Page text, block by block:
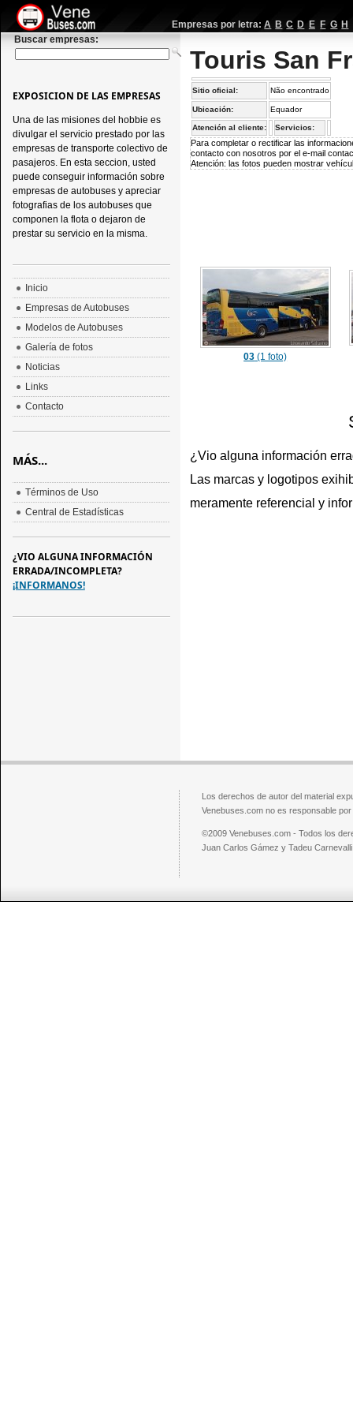
Empresas por letra: A B C D E F G H
Buscar empresas:
Touris San
Sitio oficial: Não encontrado
Ubicación: Equador
Atención al cliente: Servicios:
Para completar o rectificar las
contacto con nosotros por el e-mail
Atención: las fotos pueden mostrar
03 (1 foto)
¿Vio alguna información
Las marcas y logotipos
meramente referencial y
EXPOSICION DE LAS EMPRESAS
Una de las misiones del hobbie es
divulgar el servicio prestado por las
empresas de transporte colectivo de
pasajeros. En esta seccion, usted
puede conseguir información sobre
empresas de autobuses y apreciar
fotografias de los autobuses que
componen la flota o dejaron de
prestar su servicio en la misma.
Inicio
Empresas de Autobuses
Modelos de Autobuses
Galería de fotos
Noticias
Links
Contacto
MÁS...
Términos de Uso
Central de Estadísticas
¿VIO ALGUNA INFORMACIÓN
ERRADA/INCOMPLETA?
¡INFORMANOS!
Los derechos de autor del material
Venebuses.com no es responsable
©2009 Venebuses.com - Todos los
Juan Carlos Gámez y Tadeu Carnevalli